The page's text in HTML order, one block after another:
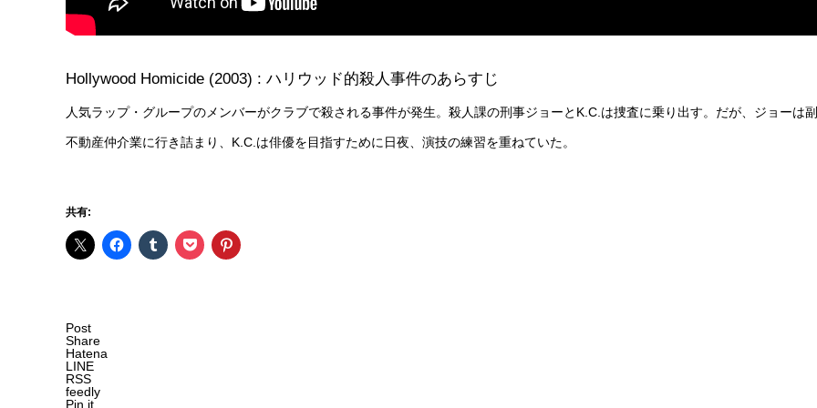
Hollywood Homicide (2003) : ハリウッド的殺人事件のあらすじ
人気ラップ・グループのメンバーがクラブで殺される事件が発生。殺人課の刑事ジョーとK.C.は捜査に乗り出す。だが、ジョーは
不動産仲介業に行き詰まり、K.C.は俳優を目指すために日夜、演技の練習を重ねていた。
共有:
Post
Share
Hatena
LINE
RSS
feedly
Pin it